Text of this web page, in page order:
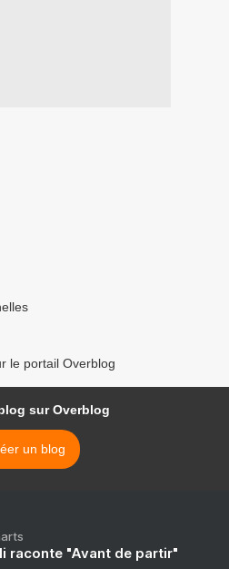
le portail Overblog
sur Overblog
un blog
raconte "Avant de partir"